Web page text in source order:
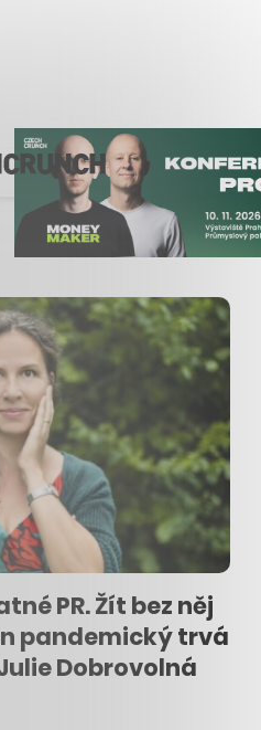
PR. Žít bez něj
pandemický trvá
Dobrovolná